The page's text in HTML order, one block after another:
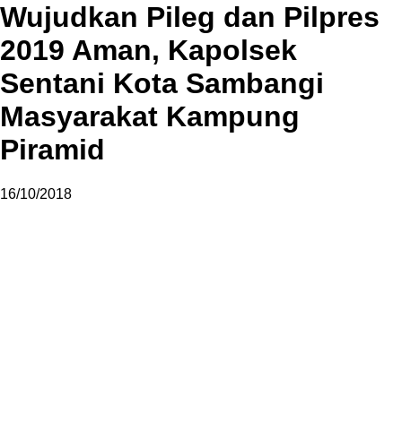
Wujudkan Pileg dan Pilpres
2019 Aman, Kapolsek
Sentani Kota Sambangi
Masyarakat Kampung
Piramid
16/10/2018